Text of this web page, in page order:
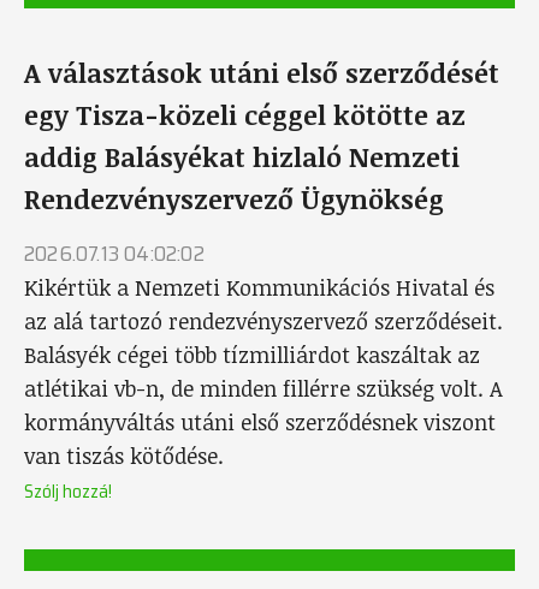
A választások utáni első szerződését
egy Tisza-közeli céggel kötötte az
addig Balásyékat hizlaló Nemzeti
Rendezvényszervező Ügynökség
2026.07.13 04:02:02
Kikértük a Nemzeti Kommunikációs Hivatal és
az alá tartozó rendezvényszervező szerződéseit.
Balásyék cégei több tízmilliárdot kaszáltak az
atlétikai vb-n, de minden fillérre szükség volt. A
kormányváltás utáni első szerződésnek viszont
van tiszás kötődése.
Szólj hozzá!